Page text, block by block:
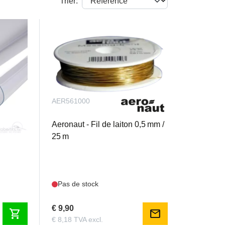
shopping_cart
AER561000
Aeronaut - Fil de laiton 0,5 mm /
25 m
Pas de stock
€ 9,90
€ 8,18 TVA excl. mail